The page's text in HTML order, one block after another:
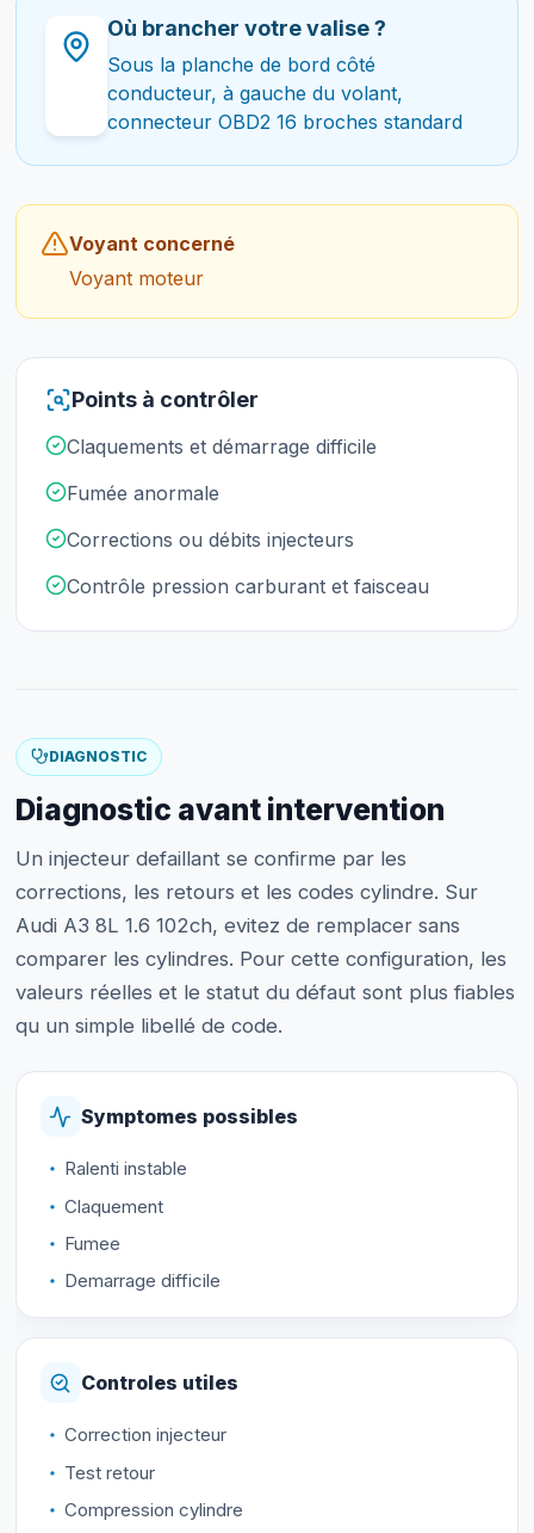
Où brancher votre valise ?
Sous la planche de bord côté
conducteur, à gauche du volant,
connecteur OBD2 16 broches standard
Voyant concerné
Voyant moteur
Points à contrôler
Claquements et démarrage difficile
Fumée anormale
Corrections ou débits injecteurs
Contrôle pression carburant et faisceau
DIAGNOSTIC
Diagnostic avant intervention
Un injecteur defaillant se confirme par les
corrections, les retours et les codes cylindre. Sur
Audi A3 8L 1.6 102ch, evitez de remplacer sans
comparer les cylindres. Pour cette configuration, les
valeurs réelles et le statut du défaut sont plus fiables
qu un simple libellé de code.
Symptomes possibles
Ralenti instable
Claquement
Fumee
Demarrage difficile
Controles utiles
Correction injecteur
Test retour
Compression cylindre